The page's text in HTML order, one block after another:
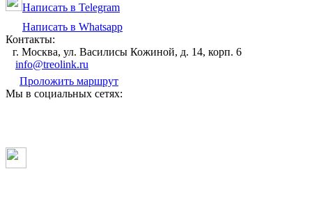
Написать в Telegram
Написать в Whatsapp
Контакты:
г. Москва, ул. Василисы Кожиной, д. 14, корп. 6
info@treolink.ru
Проложить маршрут
Мы в социальных сетях: